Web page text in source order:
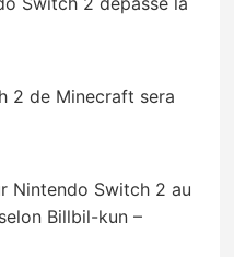
2 de Minecraft sera
Nintendo Switch 2 au
Billbil-kun –